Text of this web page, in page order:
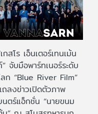
กสโร เอ็นเตอร์เทนเม้น
” จับมือพาร์ทเนอร์ระดับ
ก “Blue River Film”
ถลงข่าวเปิดตัวภาพ
นตร์แอ็กชั่น “นายขนม